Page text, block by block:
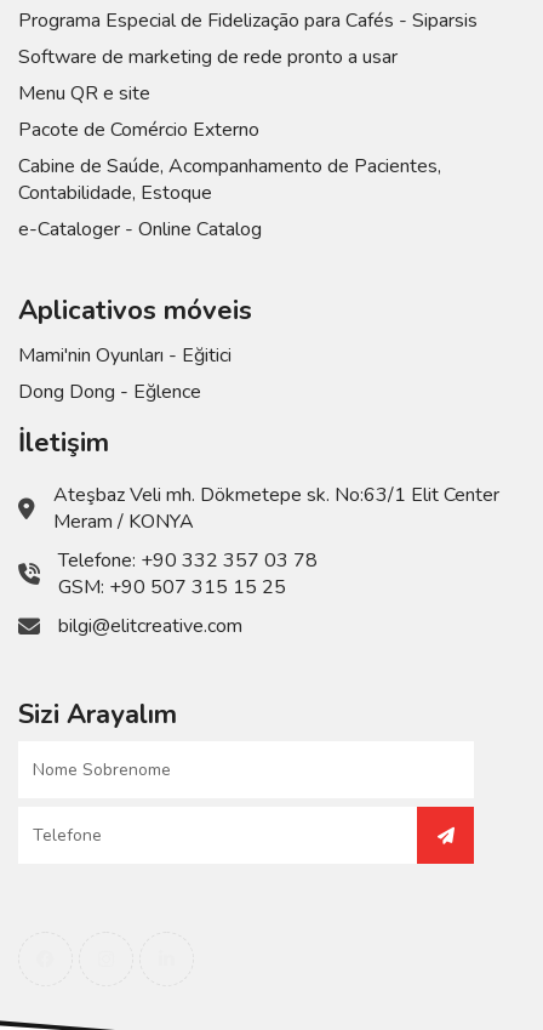
Programa Especial de Fidelização para Cafés - Siparsis
Software de marketing de rede pronto a usar
Menu QR e site
Pacote de Comércio Externo
Cabine de Saúde, Acompanhamento de Pacientes,
Contabilidade, Estoque
e-Cataloger - Online Catalog
Aplicativos móveis
Mami'nin Oyunları - Eğitici
Dong Dong - Eğlence
İletişim
Ateşbaz Veli mh. Dökmetepe sk. No:63/1 Elit Center
Meram / KONYA
Telefone: +90 332 357 03 78
GSM: +90 507 315 15 25
bilgi@elitcreative.com
Sizi Arayalım